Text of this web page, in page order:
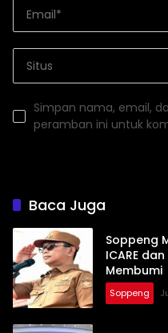
Simpan nama, email,
peramban ini untuk
Baca Juga
Soppeng
ICARE
Membumi
Soppeng